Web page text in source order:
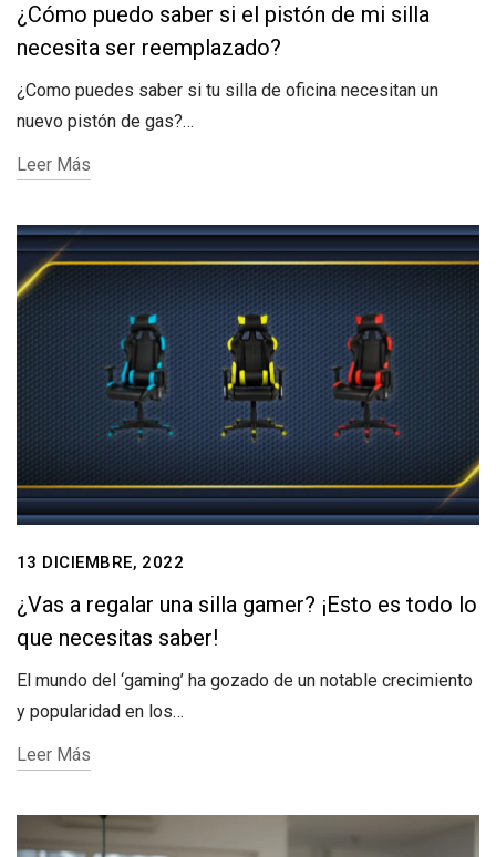
¿Cómo puedo saber si el pistón de mi silla
necesita ser reemplazado?
¿Como puedes saber si tu silla de oficina necesitan un
nuevo pistón de gas?…
Leer Más
13 DICIEMBRE, 2022
¿Vas a regalar una silla gamer? ¡Esto es todo lo
que necesitas saber!
El mundo del ‘gaming’ ha gozado de un notable crecimiento
y popularidad en los…
Leer Más